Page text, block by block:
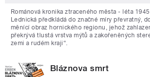
Románová kronika ztraceného města - léta
Lednická předkládá do značné míry převratný,
měnící obraz hornického regionu, jehož
překrývá tlustá vrstva mýtů a zakořeněných
zemi a rudém kraji“.
Bláznova smrt